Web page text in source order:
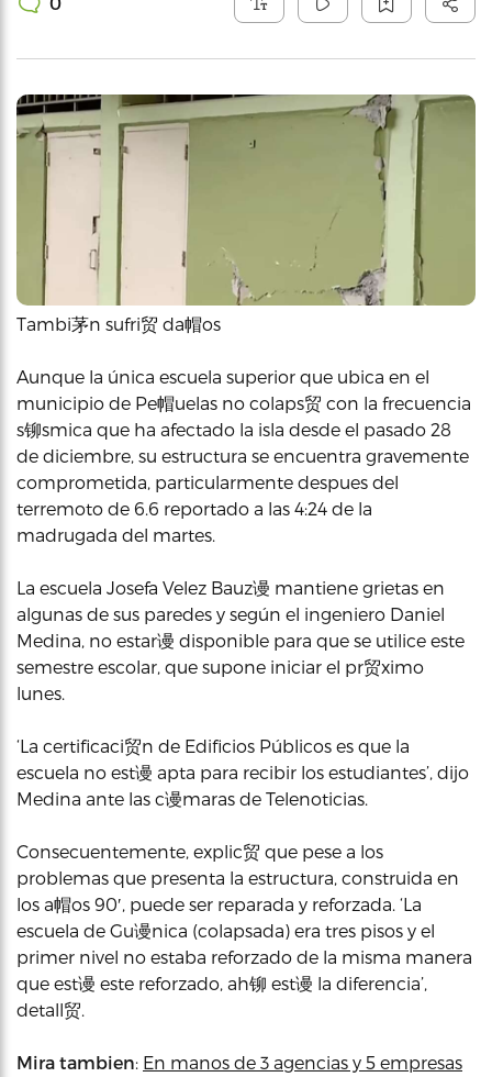
Tambi茅n sufri贸 da帽os
Aunque la única escuela superior que ubica en el
municipio de Pe帽uelas no colaps贸 con la frecuencia
s铆smica que ha afectado la isla desde el pasado 28
de diciembre, su estructura se encuentra gravemente
comprometida, particularmente despues del
terremoto de 6.6 reportado a las 4:24 de la
madrugada del martes.
La escuela Josefa Velez Bauz谩 mantiene grietas en
algunas de sus paredes y según el ingeniero Daniel
Medina, no estar谩 disponible para que se utilice este
semestre escolar, que supone iniciar el pr贸ximo
lunes.
‘La certificaci贸n de Edificios Públicos es que la
escuela no est谩 apta para recibir los estudiantes’, dijo
Medina ante las c谩maras de Telenoticias.
Consecuentemente, explic贸 que pese a los
problemas que presenta la estructura, construida en
los a帽os 90′, puede ser reparada y reforzada. ‘La
escuela de Gu谩nica (colapsada) era tres pisos y el
primer nivel no estaba reforzado de la misma manera
que est谩 este reforzado, ah铆 est谩 la diferencia’,
detall贸.
Mira tambien: En manos de 3 agencias y 5 empresas